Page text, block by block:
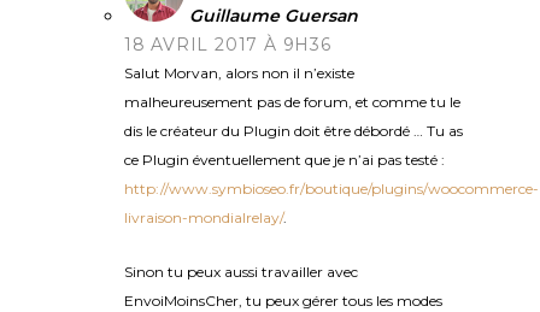
Guillaume Guersan
18 AVRIL 2017 À 9H36
Salut Morvan, alors non il n’existe
malheureusement pas de forum, et comme tu le
dis le créateur du Plugin doit être débordé … Tu as
ce Plugin éventuellement que je n’ai pas testé :
http://www.symbioseo.fr/boutique/plugins/woocommerce-
livraison-mondialrelay/.
Sinon tu peux aussi travailler avec
EnvoiMoinsCher, tu peux gérer tous les modes